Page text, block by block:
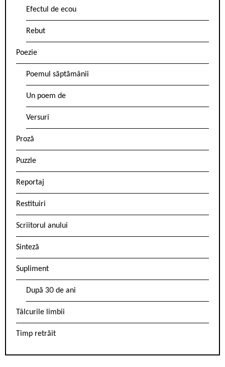
Efectul de ecou
Rebut
Poezie
Poemul săptămânii
Un poem de
Versuri
Proză
Puzzle
Reportaj
Restituiri
Scriitorul anului
Sinteză
Supliment
După 30 de ani
Tâlcurile limbii
Timp retrăit